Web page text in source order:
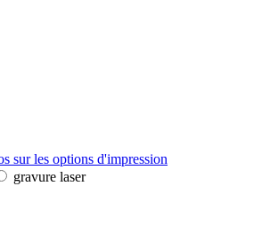
sur les options d'impression
gravure laser